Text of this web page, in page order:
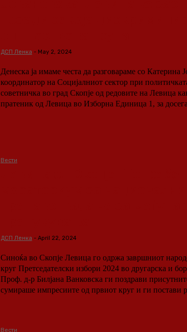
ДСП Ленка - May 2, 2024
Денеска ја имаме честа да разговараме со Катерина
координатор на Социјалниот сектор при
советничка во град Скопје од редовите на Левица
пратеник од Левица во Изборна Единица 1, за
Вести
ДСП Ленка - April 22, 2024
Синоќа во Скопје Левица го одржа завршниот
круг Претседателски избори 2024 во другарска и
Проф. д-р Билјана Ванковска ги поздрави
сумираше импресиите од првиот круг и ги постави
Вести